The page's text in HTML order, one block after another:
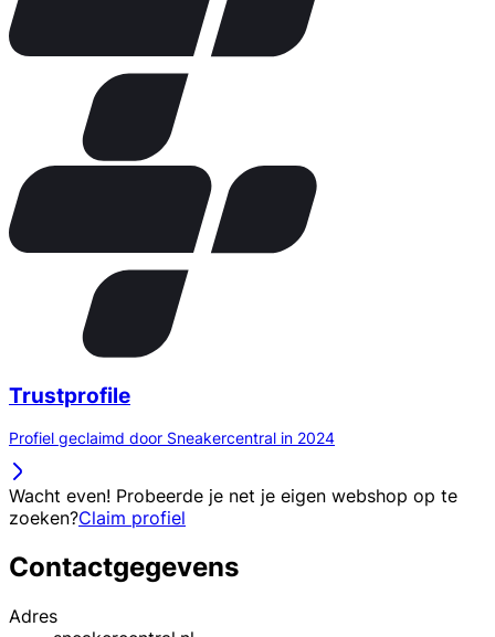
Trustprofile
Profiel geclaimd door Sneakercentral in 2024
Wacht even! Probeerde je net je eigen webshop op te
zoeken?Claim profiel
Contactgegevens
Adres